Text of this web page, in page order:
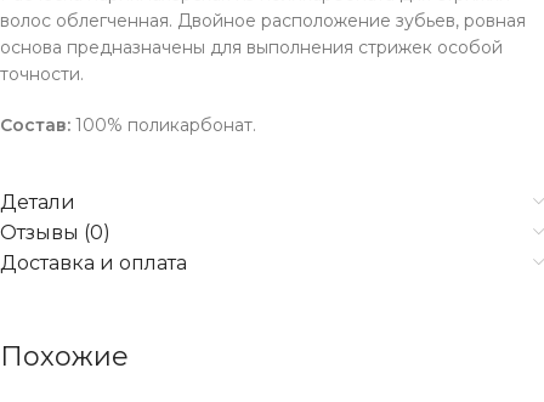
волос облегченная. Двойное расположение зубьев, ровная
основа предназначены для выполнения стрижек особой
точности.
Состав: 100% поликарбонат.
Детали
Отзывы (0)
Доставка и оплата
Похожие